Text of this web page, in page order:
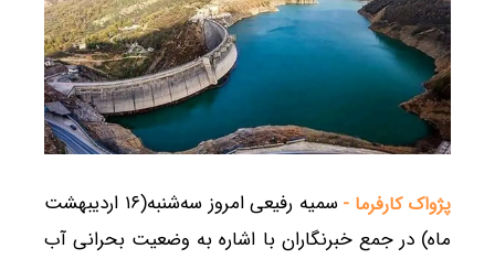
پژواک کارفرما -
سمیه رفیعی امروز سه‌شنبه(۱۶ اردیبهشت
ماه) در جمع خبرنگاران با اشاره به وضعیت بحرانی آب